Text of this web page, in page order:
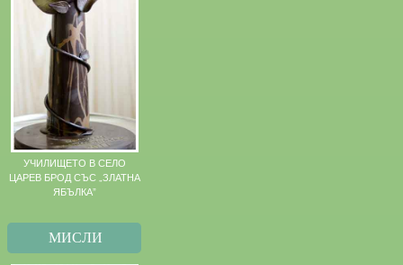
УЧИЛИЩЕТО В СЕЛО
ЦАРЕВ БРОД СЪС „ЗЛАТНА
ЯБЪЛКА”
МИСЛИ